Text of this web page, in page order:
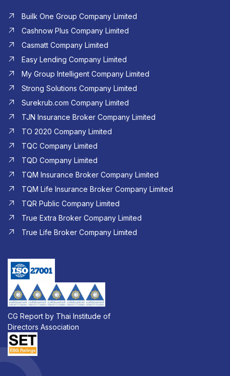
Builk One Group Company Limited
Cashnow Plus Company Limited
Casmatt Company Limited
Easy Lending Company Limited
My Group Intelligent Company Limited
Strong Solutions Company Limited
Surekrub.com Company Limited
TJN Insurance Broker Company Limited
TO 2020 Company Limited
TQC Company Limited
TQD Company Limited​
TQM Insurance Broker Company Limited
TQM Life Insurance Broker Company Limited
TQR Public Company Limited
True Extra Broker Company Limited
True Life Broker Company Limited
CG Report by Thai Institude of
Directors Association